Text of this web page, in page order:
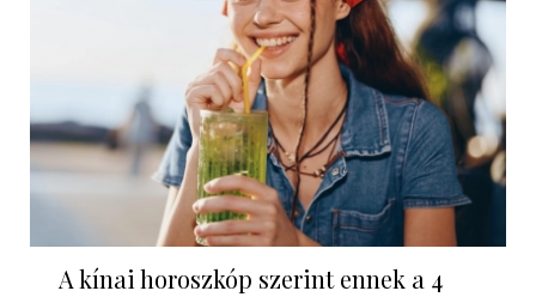
A kínai horoszkóp szerint ennek a 4